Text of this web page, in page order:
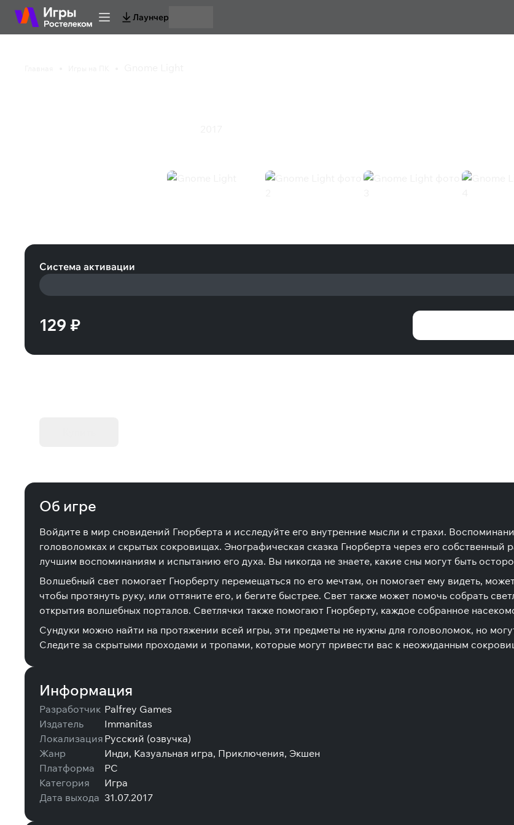
Лаунчер
Система активации
129 ₽
Об игре
Войдите в мир сновидений Гнорберта и исследуйте его внутренние мысли и страхи.
головоломках и скрытых сокровищах. Энографическая сказка Гнорберта через его
лучшим воспоминаниям и испытанию его духа. Вы никогда не знаете, какие сны могут быть
Волшебный свет помогает Гнорберту перемещаться по его мечтам, он помогает ему видеть,
чтобы протянуть руку, или оттяните его, и бегите быстрее. Свет также может помочь собрать
открытия волшебных порталов. Светлячки также помогают Гнорберту, каждое собранное
Сундуки можно найти на протяжении всей игры, эти предметы не нужны для головоломок, но
Следите за скрытыми проходами и тропами, которые могут привести вас к неожиданным
Информация
Разработчик Palfrey Games
Издатель
Immanitas
Локализация Русский (озвучка)
Жанр
Инди, Казуальная игра, Приключения, Экшен
Платформа
PC
Категория
Игра
Дата выхода 31.07.2017